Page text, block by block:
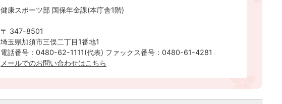
健康スポーツ部 国保年金課(本庁舎1階)
〒 347-8501
埼玉県加須市三俣二丁目1番地1
電話番号：0480-62-1111(代表) ファックス番号：0480-61-4281
メールでのお問い合わせはこちら